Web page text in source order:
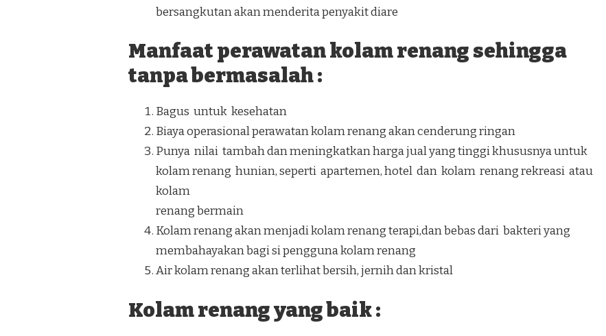
bersangkutan akan menderita penyakit diare
Manfaat perawatan kolam renang sehingga
tanpa bermasalah :
Bagus untuk kesehatan
Biaya operasional perawatan kolam renang akan cenderung ringan
Punya nilai tambah dan meningkatkan harga jual yang tinggi khususnya untuk
kolam renang hunian, seperti apartemen, hotel dan kolam renang rekreasi atau
kolam
renang bermain
Kolam renang akan menjadi kolam renang terapi,dan bebas dari bakteri yang
membahayakan bagi si pengguna kolam renang
Air kolam renang akan terlihat bersih, jernih dan kristal
Kolam renang yang baik :